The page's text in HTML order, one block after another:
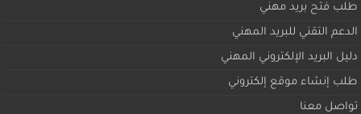
طلب فتح بريد مهني
الدعم التقني للبريد المهني
دليل البريد الإلكتروني المهني
طلب إنشاء موقع إلكتروني
تواصل معنا